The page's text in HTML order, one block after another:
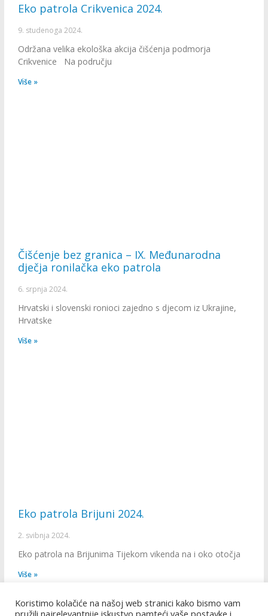
Eko patrola Crikvenica 2024.
9. studenoga 2024.
Održana velika ekološka akcija čišćenja podmorja
Crikvenice Na području
Više »
Čišćenje bez granica – IX. Međunarodna
dječja ronilačka eko patrola
6. srpnja 2024.
Hrvatski i slovenski ronioci zajedno s djecom iz Ukrajine,
Hrvatske
Više »
Eko patrola Brijuni 2024.
2. svibnja 2024.
Eko patrola na Brijunima Tijekom vikenda na i oko otočja
Više »
Koristimo kolačiće na našoj web stranici kako bismo vam
pružili najrelevantnije iskustvo pamteći vaše postavke i